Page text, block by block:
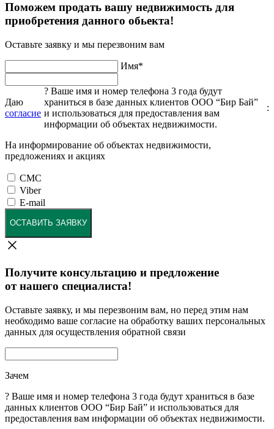
Поможем продать вашу недвижимость для
приобретения данного обьекта!
Оставьте заявку и мы перезвоним вам
Имя*
Даю
согласие
? Ваше имя и номер телефона 3 года будут
храниться в базе данных клиентов ООО “Бир Бай”
и использоваться для предоставления вам
информации об объектах недвижимости.
:
На информирование об объектах недвижимости,
предложениях и акциях
СМС
Viber
E-mail
ОСТАВИТЬ ЗАЯВКУ
Получите консультацию и предложение
от нашего специалиста!
Оставьте заявку, и мы перезвоним вам, но перед этим нам
необходимо ваше согласие на обработку ваших персональных
данных для осуществления обратной связи
Зачем
? Ваше имя и номер телефона 3 года будут храниться в базе
данных клиентов ООО “Бир Бай” и использоваться для
предоставления вам информации об объектах недвижимости.